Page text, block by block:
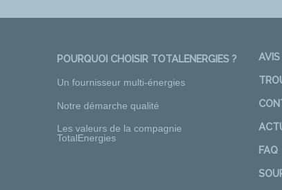
POURQUOI CHOISIR TOTALENERGIES ?
Un fournisseur multi-énergies
Notre démarche qualité
Les valeurs de la compagnie
TotalEnergies
FAQ